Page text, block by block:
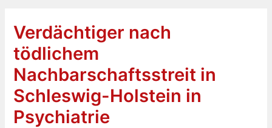
Verdächtiger nach
tödlichem
Nachbarschaftsstreit in
Schleswig-Holstein in
Psychiatrie